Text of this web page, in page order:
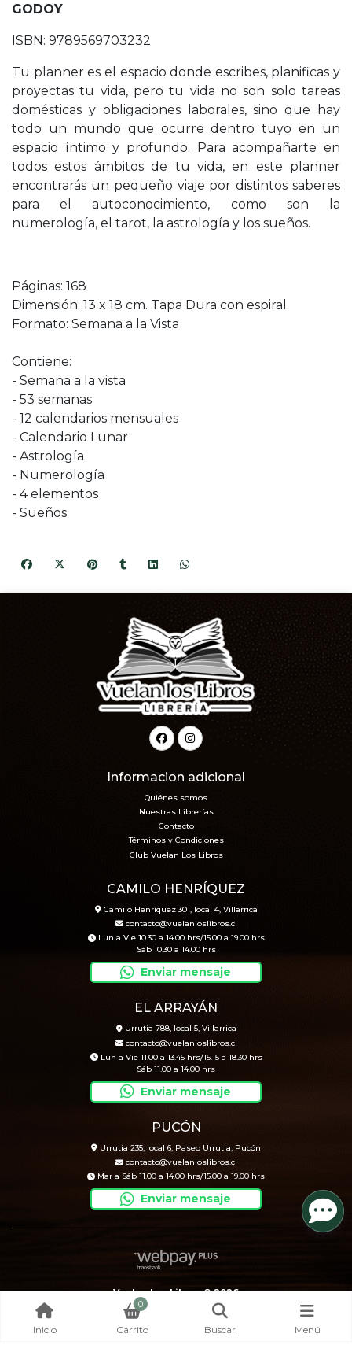
GODOY
ISBN: 9789569703232
Tu planner es el espacio donde escribes, planificas y
proyectas tu vida, pero tu vida no son solo tareas
domésticas y obligaciones laborales, sino que hay
todo un mundo que ocurre dentro tuyo en un
espacio íntimo y profundo. Para acompañarte en
todos estos ámbitos de tu vida, en este planner
encontrarás un pequeño viaje por distintos saberes
para el autoconocimiento, como son la
numerología, el tarot, la astrología y los sueños.
Páginas: 168
Dimensión: 13 x 18 cm. Tapa Dura con espiral
Formato: Semana a la Vista
Contiene:
- Semana a la vista
- 53 semanas
- 12 calendarios mensuales
- Calendario Lunar
- Astrología
- Numerología
- 4 elementos
- Sueños
Informacion adicional
Quiénes somos
Nuestras Librerías
Contacto
Términos y Condiciones
Club Vuelan Los Libros
CAMILO HENRÍQUEZ
Camilo Henríquez 301, local 4, Villarrica
contacto@vuelanloslibros.cl
Lun a Vie 10.30 a 14.00 hrs/15.00 a 19.00 hrs
Sáb 10.30 a 14.00 hrs
Enviar mensaje
EL ARRAYÁN
Urrutia 788, local 5, Villarrica
contacto@vuelanloslibros.cl
Lun a Vie 11.00 a 13.45 hrs/15.15 a 18.30 hrs
Sáb 11.00 a 14.00 hrs
Enviar mensaje
PUCÓN
Urrutia 235, local 6, Paseo Urrutia, Pucón
contacto@vuelanloslibros.cl
Mar a Sáb 11.00 a 14.00 hrs/15.00 a 19.00 hrs
Enviar mensaje
Vuelan Los Libros © 2026
Creado por
Bsale
Inicio
0
Carrito Buscar Menú